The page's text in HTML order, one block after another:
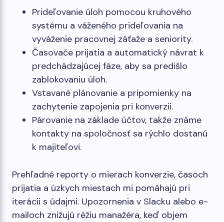
Prideľovanie úloh pomocou kruhového
systému a váženého prideľovania na
vyváženie pracovnej záťaže a seniority.
Časovače prijatia a automatický návrat k
predchádzajúcej fáze, aby sa predišlo
zablokovaniu úloh.
Vstavané plánovanie a pripomienky na
zachytenie zapojenia pri konverzii.
Párovanie na základe účtov, takže známe
kontakty na spoločnosť sa rýchlo dostanú
k majiteľovi.
Prehľadné reporty o mierach konverzie, časoch
prijatia a úzkych miestach mi pomáhajú pri
iterácii s údajmi. Upozornenia v Slacku alebo e-
mailoch znižujú réžiu manažéra, keď objem